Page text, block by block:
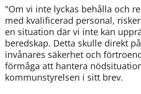
"Om vi inte lyckas behålla och
med kvalificerad personal,
en situation där vi inte kan
beredskap. Detta skulle direkt
invånares säkerhet och
förmåga att hantera
kommunstyrelsen i sitt brev.